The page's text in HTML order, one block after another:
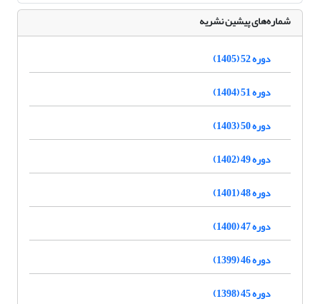
شماره‌های پیشین نشریه
دوره 52 (1405)
دوره 51 (1404)
دوره 50 (1403)
دوره 49 (1402)
دوره 48 (1401)
دوره 47 (1400)
دوره 46 (1399)
دوره 45 (1398)